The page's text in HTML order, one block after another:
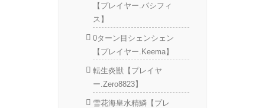
【プレイヤー.パシフィ
ス】
0ターン目シェンシェン
【プレイヤー.Keema】
転生炎獣【プレイヤ
ー.Zero8823】
雪花海皇水精鱗【プレ